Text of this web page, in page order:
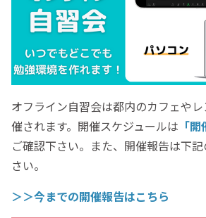
オフライン自習会は都内のカフェや
催されます。開催スケジュールは 「
ご確認下さい。また、開催報告は下
さい。
＞＞今までの開催報告はこちら